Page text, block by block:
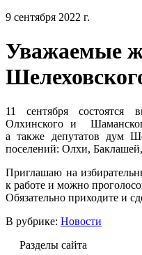
9 сентября 2022 г.
Уважаемые
11 сентября состоятся
Олхинского и
а также депутатов дум
поселений: Олхи,
Приглашаю на
к работе и можно
Обязательно приходите и
В рубрике: Новости
Разделы сайта